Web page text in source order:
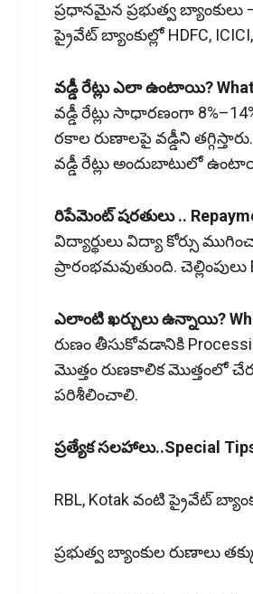
ప్రధానమైన ప్రభుత్వ బ్యాంకులు
ప్రైవేట్ బ్యాంకుల్లో HDFC,
వడ్డీ రేట్లు ఎలా ఉంటాయి?
వడ్డీ రేట్లు సాధారణంగా
రకాల రుణాలపై వడ్డీని
వడ్డీ రేట్లు అందుబాటులో
రిపేమెంట్ షరతులు ..
విద్యార్థులు విద్యా కోర్సు
ప్రారంభమవుతుంది.
ఎలాంటి ఖర్చులు ఉన్నాయి?
రుణం తీసుకోవడానికి
మొత్తం రుణకాలిక మొత్తంలో
పరిశీలించాలి.
ప్రత్యేక సలహాలు..Special
RBL, Kotak వంటి ప్రైవేట్
ప్రభుత్వ బ్యాంకుల రుణాలు